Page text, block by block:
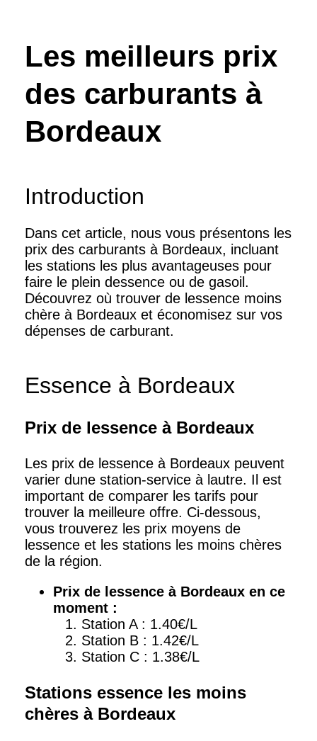
Les meilleurs prix
des carburants à
Bordeaux
Introduction
Dans cet article, nous vous présentons les
prix des carburants à Bordeaux, incluant
les stations les plus avantageuses pour
faire le plein dessence ou de gasoil.
Découvrez où trouver de lessence moins
chère à Bordeaux et économisez sur vos
dépenses de carburant.
Essence à Bordeaux
Prix de lessence à Bordeaux
Les prix de lessence à Bordeaux peuvent
varier dune station-service à lautre. Il est
important de comparer les tarifs pour
trouver la meilleure offre. Ci-dessous,
vous trouverez les prix moyens de
lessence et les stations les moins chères
de la région.
Prix de lessence à Bordeaux en ce
moment :
Station A : 1.40€/L
Station B : 1.42€/L
Station C : 1.38€/L
Stations essence les moins
chères à Bordeaux